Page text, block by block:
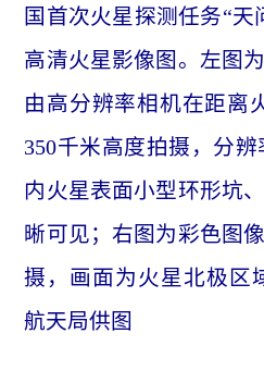
国首次火星探测任务“
高清火星影像图。左图
由高分辨率相机在距离
350千米高度拍摄，分
内火星表面小型环形坑
晰可见；右图为彩色图
摄，画面为火星北极
航天局供图